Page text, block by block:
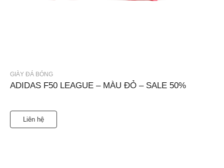
GIÀY ĐÁ BÓNG
ADIDAS F50 LEAGUE – MÀU ĐỎ – SALE 50%
Liên hệ